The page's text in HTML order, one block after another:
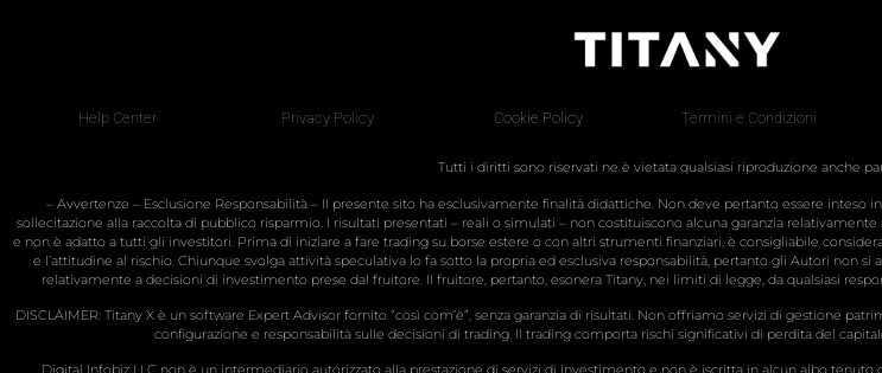
Help Center Privacy Policy Cookie Policy Termini e Condizioni
Tutti i diritti sono riservati ne è vietata qualsiasi riproduzione anche
– Avvertenze – Esclusione Responsabilità – Il presente sito ha esclusivamente finalità didattiche. Non deve pertanto essere
sollecitazione alla raccolta di pubblico risparmio. I risultati presentati – reali o simulati – non costituiscono alcuna garanzia
e non è adatto a tutti gli investitori. Prima di iniziare a fare trading su borse estere o con altri strumenti finanziari, è consigliabile
e l’attitudine al rischio. Chiunque svolga attività speculativa lo fa sotto la propria ed esclusiva responsabilità, pertanto gli Autori non
relativamente a decisioni di investimento prese dal fruitore. Il fruitore, pertanto, esonera Titany, nei limiti di legge, da qualsiasi
DISCLAIMER: Titany X è un software Expert Advisor fornito “così com’è”, senza garanzia di risultati. Non offriamo servizi di gestione
configurazione e responsabilità sulle decisioni di trading. Il trading comporta rischi significativi di perdita del